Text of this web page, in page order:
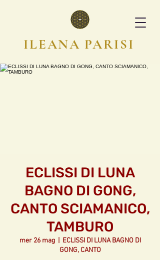
ILEANA PARISI
ECLISSI DI LUNA
BAGNO DI GONG,
CANTO SCIAMANICO,
TAMBURO
mer 26 mag
  |
ECLISSI DI LUNA BAGNO DI
GONG, CANTO